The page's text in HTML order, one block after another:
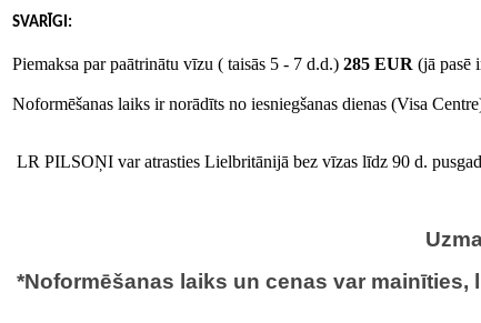
SVARĪGI:
Piemaksa par paātrinātu vīzu ( taisās 5 - 7 d.d.) 285 EUR (jā pasē
Noformēšanas laiks ir norādīts no iesniegšanas dienas (Visa
LR PILSOŅI var atrasties Lielbritānijā bez vīzas līdz 90 d.
*Noformēšanas laiks un cenas var mainīties,